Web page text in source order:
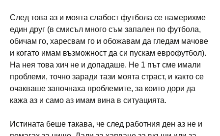
След това аз и моята слабост футбола се намерихме
един друг (в смисъл много съм запален по футбола,
обичам го, харесвам го и обожавам да гледам мачове
и когато имам възможност да си пускам еврофутбол).
На нея това хич не и допадаше. Не 1 път сме имали
проблеми, точно заради тази моята страст, и както се
очакваше започнаха проблемите, за които дори да
кажа аз и само аз имам вина в ситуацията.
Истината беше такава, че след работния ден аз не и